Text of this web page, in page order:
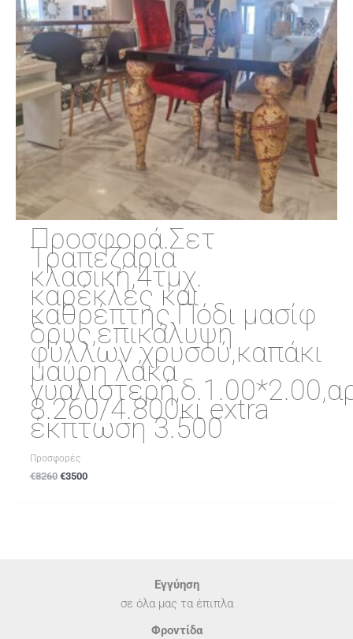
Προσφορά.Σετ
Τραπεζαρία
κλασική,4τμχ.
καρέκλες και
καθρέπτης.Πόδι μασίφ
δρυς,επικάλυψη
φύλλων χρυσού,καπάκι
μαύρη λάκα
8.260/4.800κι extra
έκπτωση 3.500
Προσφορές
€8260 €3500
Εγγύηση
σε όλα μας τα έπιπλα
Φροντίδα